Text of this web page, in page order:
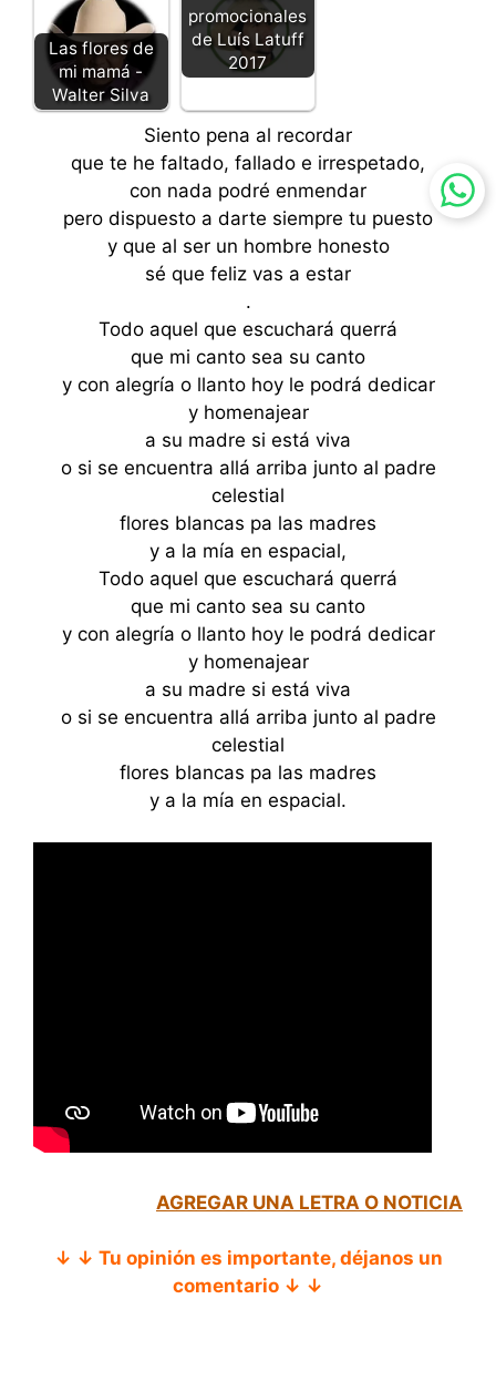
Las flores de
mi mamá -
Walter Silva
promocionales
de Luís Latuff
2017
Siento pena al recordar
que te he faltado, fallado e irrespetado,
con nada podré enmendar
pero dispuesto a darte siempre tu puesto
y que al ser un hombre honesto
sé que feliz vas a estar
.
Todo aquel que escuchará querrá
que mi canto sea su canto
y con alegría o llanto hoy le podrá dedicar
y homenajear
a su madre si está viva
o si se encuentra allá arriba junto al padre
celestial
flores blancas pa las madres
y a la mía en espacial,
Todo aquel que escuchará querrá
que mi canto sea su canto
y con alegría o llanto hoy le podrá dedicar
y homenajear
a su madre si está viva
o si se encuentra allá arriba junto al padre
celestial
flores blancas pa las madres
y a la mía en espacial.
AGREGAR UNA LETRA O NOTICIA
↓ ↓ Tu opinión es importante, déjanos un
comentario ↓ ↓